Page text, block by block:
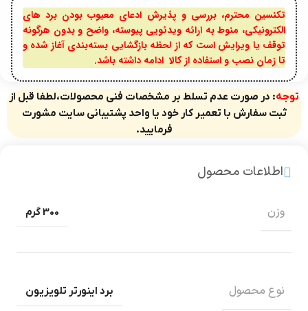
تکنسین محترم، بررسی و پذیرش ادعای معیوب بودن برد های
الکترونیکی، منوط به ارائه ویدئویی پیوسته، واضح و بدون هرگونه
توقف یا ویرایش است که از لحظه بازگشایی بسته‌بندی آغاز شده و
تا زمان نصب و استفاده از کالا ادامه داشته باشد.
توجه: در صورت عدم تسلط بر مشخصات فنی محصولات،لطفا قبل از
ثبت سفارش با تعمیر کار خود یا واحد پشتیبانی سایت مشورت
فرمایید.
اطلاعات محصول
وزن 300 گرم
نوع محصول برد اینورتر تلویزیون